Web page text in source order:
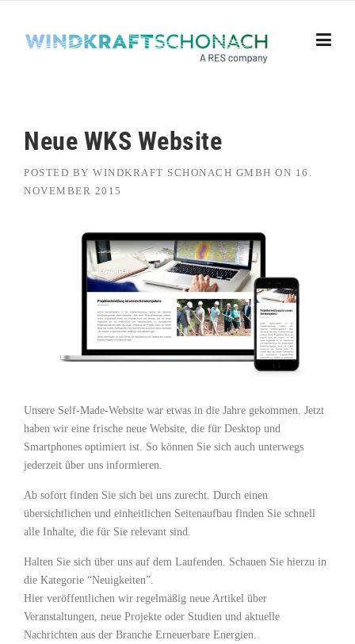
Neue WKS Website
POSTED BY WINDKRAFT SCHONACH GMBH ON 16.
NOVEMBER 2015
Unsere Self-Made-Website war etwas in die Jahre gekommen. Jetzt
haben wir eine frische neue Website, die für Desktop und
Smartphones optimiert ist. So können Sie sich auch unterwegs
jederzeit über uns informieren.
Ab sofort finden Sie sich bei uns zurecht. Durch einen
übersichtlichen und einheitlichen Seitenaufbau finden Sie schnell
alle Inhalte, die für Sie relevant sind.
Halten Sie sich über uns auf dem Laufenden. Schauen Sie hierzu in
die Kategorie “Neuigkeiten”.
Hier veröffentlichen wir regelmäßig neue Artikel über
Veranstaltungen, neue Projekte oder Studien und aktuelle
Nachrichten aus der Branche Erneuerbare Energien.